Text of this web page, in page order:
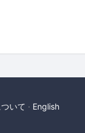
いて English